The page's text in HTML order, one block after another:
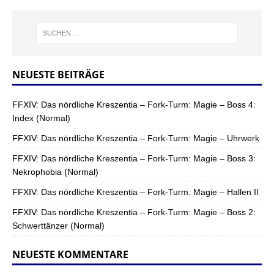
NEUESTE BEITRÄGE
FFXIV: Das nördliche Kreszentia – Fork-Turm: Magie – Boss 4:
Index (Normal)
FFXIV: Das nördliche Kreszentia – Fork-Turm: Magie – Uhrwerk
FFXIV: Das nördliche Kreszentia – Fork-Turm: Magie – Boss 3:
Nekrophobia (Normal)
FFXIV: Das nördliche Kreszentia – Fork-Turm: Magie – Hallen II
FFXIV: Das nördliche Kreszentia – Fork-Turm: Magie – Boss 2:
Schwerttänzer (Normal)
NEUESTE KOMMENTARE